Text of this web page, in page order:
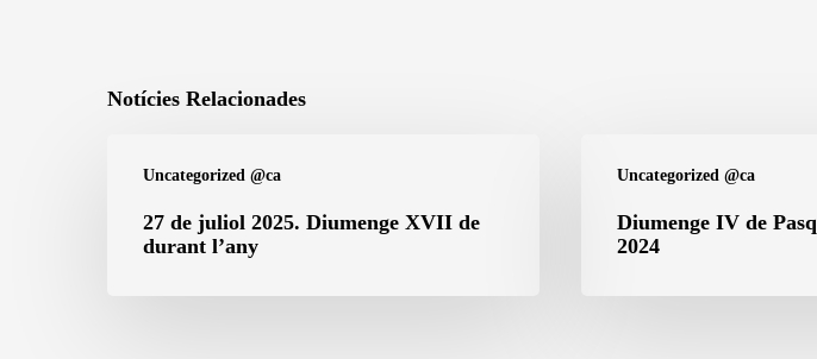
Notícies Relacionades
Uncategorized @ca
2025.
27 de juliol 2025. Diumenge XVII de
durant l’any
Uncategorized @ca
Pasqua.
Diumenge IV de
2024